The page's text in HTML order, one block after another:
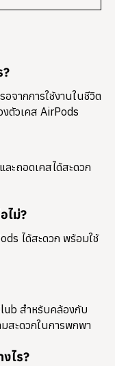
?
จากการใช้งานในชีวิต
ตัวเคส AirPods
ะถอดเคสได้สะดวก
ไม่?
ได้สะดวก พร้อมใช้
สำหรับคล้องกับ
สะดวกในการพกพา
ไร?